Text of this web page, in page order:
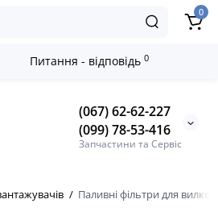
(067) 62-62-227
(099) 78-53-416
Запчастини та Сервіс
0
Паливні фільтри для
Питання - відповідь 0